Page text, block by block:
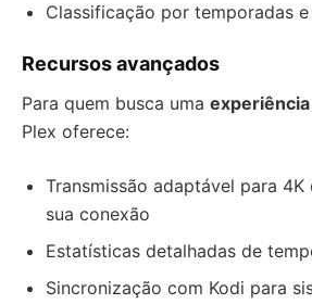
Classificação por temporadas
Recursos avançados
Para quem busca uma experiência
Plex oferece:
Transmissão adaptável para
sua conexão
Estatísticas detalhadas de
Sincronização com Kodi para